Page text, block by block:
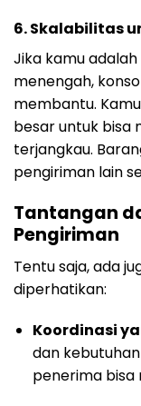
6.Skalabilitas
Jika kamu
menengah,
membantu.
besar untuk bisa
terjangkau.
pengiriman lain
Tantangan
Pengiriman
Tentu saja, ada
diperhatikan:
Koordinasi
dan
penerima bisa